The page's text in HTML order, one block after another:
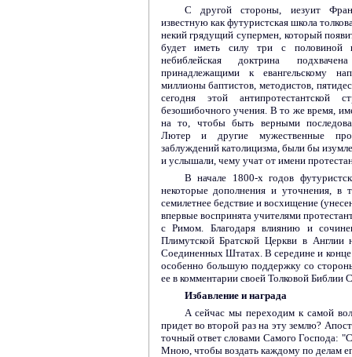
С другой стороны, иезуит
известную как футуристская школа
некий грядущий супермен, который
будет иметь силу три с половиной
небиблейская доктрина
принадлежащими к евангельскому
миллионы баптистов, методистов,
сегодня этой антипротестантской
безошибочного учения. В то же время,
на то, чтобы быть верными
Лютер и другие мужественные
заблуждений католицизма, были бы
и услышали, чему учат от имени
В начале 1800-х годов
некоторые дополнения и уточнения, в
семилетнее бедствие и восхищение
впервые воспринята учителями
с Римом. Благодаря влиянию и
Плимутской Братской Церкви в Англии
Соединенных Штатах. В середине и конце
особенно большую поддержку со
ее в комментарии своей Толковой
Избавление и награда
А сейчас мы переходим к самой
придет во второй раз на эту землю?
точный ответ словами Самого Господа:
Мною, чтобы воздать каждому по делам